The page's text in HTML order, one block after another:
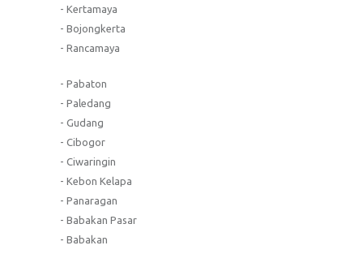
- Kertamaya
- Bojongkerta
- Rancamaya
- Pabaton
- Paledang
- Gudang
- Cibogor
- Ciwaringin
- Kebon Kelapa
- Panaragan
- Babakan Pasar
- Babakan